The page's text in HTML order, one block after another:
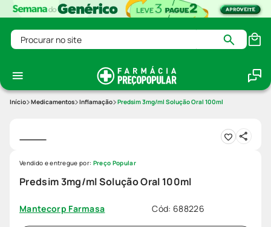
Procurar no site
Medicamentos Inflamação Predsim 3mg/ml Solução Oral 100ml
Predsim 3mg/ml Solução Oral 100ml
Mantecorp Farmasa Cód: 688226
Vendido e entregue por: Preço Popular